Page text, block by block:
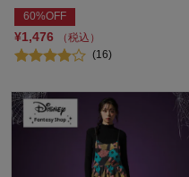
60%OFF
¥1,476
（税込）
(16)